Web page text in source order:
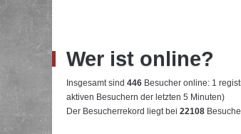
Wer ist online?
Insgesamt sind 446 Besucher online: 1
aktiven Besuchern der letzten 5 Minuten)
Der Besucherrekord liegt bei 22108